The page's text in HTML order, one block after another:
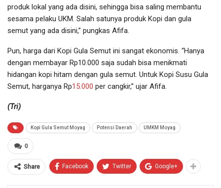
produk lokal yang ada disini, sehingga bisa saling membantu
sesama pelaku UKM. Salah satunya produk Kopi dan gula
semut yang ada disini,” pungkas Afifa.
Pun, harga dari Kopi Gula Semut ini sangat ekonomis. “Hanya
dengan membayar Rp10.000 saja sudah bisa menikmati
hidangan kopi hitam dengan gula semut. Untuk Kopi Susu Gula
Semut, harganya Rp15.000 per cangkir,” ujar Afifa.
(Tri)
Kopi Gula Semut Moyag Potensi Daerah UMKM Moyag
0
Share Facebook Twitter Google+